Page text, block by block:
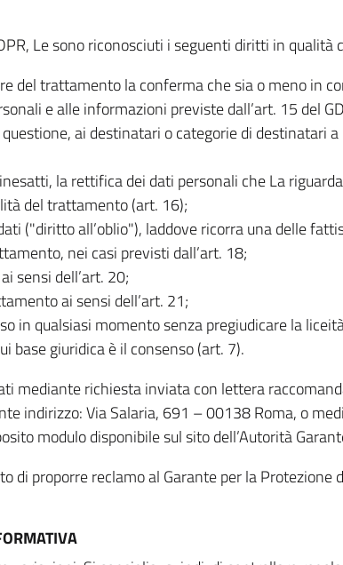
Le sono riconosciuti i seguenti diritti in
del trattamento la conferma che sia o meno in
e alle informazioni previste dall’art. 15 del
ai destinatari o categorie di destinatari
la rettifica dei dati personali che La
del trattamento (art. 16);
("diritto all’oblio"), laddove ricorra una delle
nei casi previsti dall’art. 18;
sensi dell’art. 20;
ai sensi dell’art. 21;
in qualsiasi momento senza pregiudicare la
base giuridica è il consenso (art. 7).
mediante richiesta inviata con lettera
indirizzo: Via Salaria, 691 – 00138 Roma, o
modulo disponibile sul sito dell’Autorità
di proporre reclamo al Garante per la